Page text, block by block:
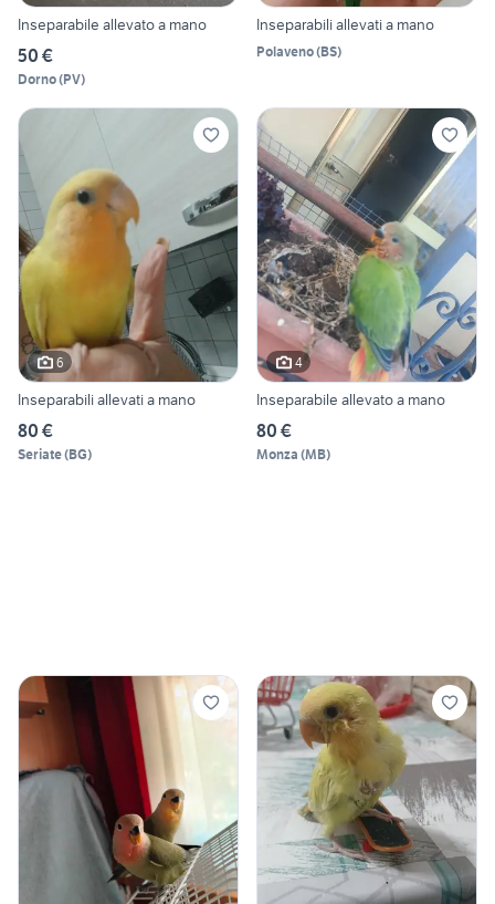
Inseparabile allevato a mano
50 €
Dorno(PV)
Inseparabili allevati a mano
Polaveno(BS)
6
Inseparabili allevati a mano
80 €
Seriate(BG)
4
Inseparabile allevato a mano
80 €
Monza (MB)